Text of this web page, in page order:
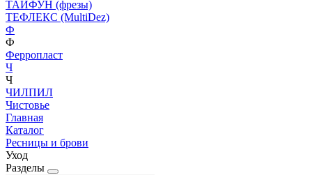
ТАЙФУН (фрезы)
ТЕФЛЕКС (MultiDez)
Ф
Ф
Ферропласт
Ч
Ч
ЧИЛПИЛ
Чистовье
Главная
Каталог
Ресницы и брови
Уход
Разделы